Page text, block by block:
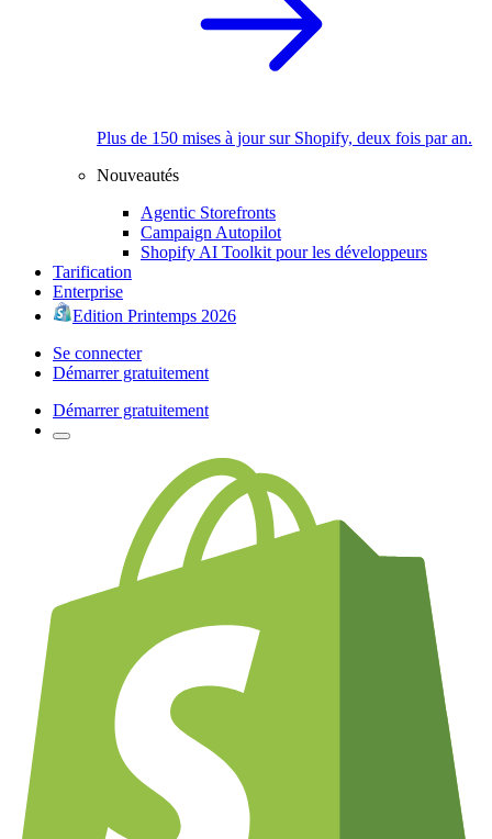
Plus de 150 mises à jour sur Shopify, deux fois par an.
Nouveautés
Agentic Storefronts
Campaign Autopilot
Shopify AI Toolkit pour les développeurs
Tarification
Enterprise
Edition Printemps 2026
Se connecter
Démarrer gratuitement
Démarrer gratuitement